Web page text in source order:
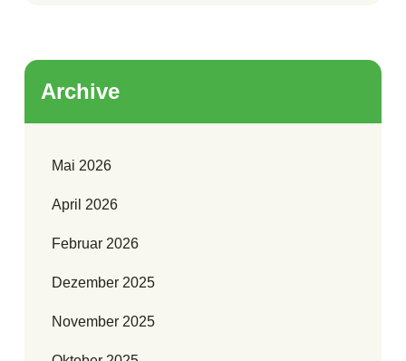
Archive
Mai 2026
April 2026
Februar 2026
Dezember 2025
November 2025